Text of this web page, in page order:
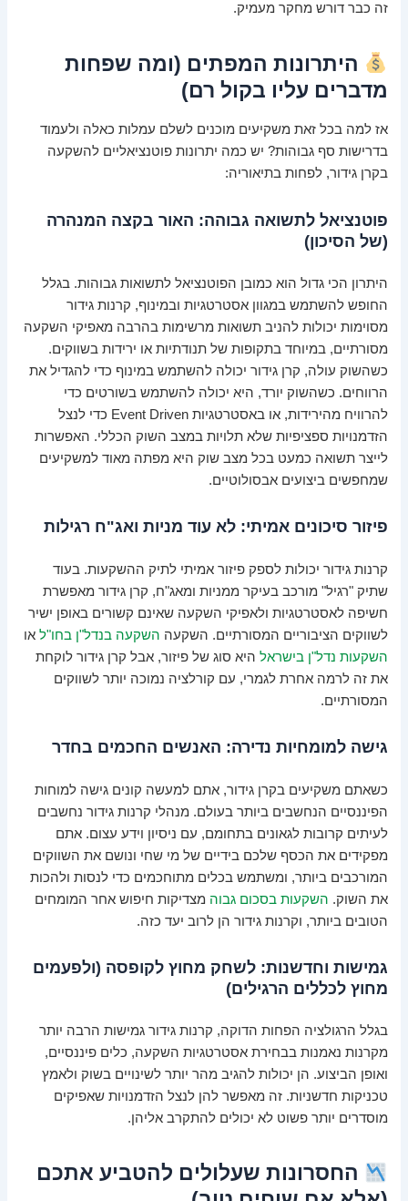
זה כבר דורש מחקר מעמיק.
היתרונות המפתים (ומה שפחות
מדברים עליו בקול רם)
אז למה בכל זאת משקיעים מוכנים לשלם עמלות כאלה ולעמוד
בדרישות סף גבוהות? יש כמה יתרונות פוטנציאליים להשקעה
בקרן גידור, לפחות בתיאוריה:
פוטנציאל לתשואה גבוהה: האור בקצה המנהרה
(של הסיכון)
היתרון הכי גדול הוא כמובן הפוטנציאל לתשואות גבוהות. בגלל
החופש להשתמש במגוון אסטרטגיות ובמינוף, קרנות גידור
מסוימות יכולות להניב תשואות מרשימות בהרבה מאפיקי השקעה
מסורתיים, במיוחד בתקופות של תנודתיות או ירידות בשווקים.
כשהשוק עולה, קרן גידור יכולה להשתמש במינוף כדי להגדיל את
הרווחים. כשהשוק יורד, היא יכולה להשתמש בשורטים כדי
להרוויח מהירידות, או באסטרטגיות Event Driven כדי לנצל
הזדמנויות ספציפיות שלא תלויות במצב השוק הכללי. האפשרות
לייצר תשואה כמעט בכל מצב שוק היא מפתה מאוד למשקיעים
שמחפשים ביצועים אבסולוטיים.
פיזור סיכונים אמיתי: לא עוד מניות ואג"ח רגילות
קרנות גידור יכולות לספק פיזור אמיתי לתיק ההשקעות. בעוד
שתיק "רגיל" מורכב בעיקר ממניות ומאג"ח, קרן גידור מאפשרת
חשיפה לאסטרטגיות ולאפיקי השקעה שאינם קשורים באופן ישיר
לשווקים הציבוריים המסורתיים. השקעה השקעה בנדל"ן בחו"ל או
השקעות נדל"ן בישראל היא סוג של פיזור, אבל קרן גידור לוקחת
את זה לרמה אחרת לגמרי, עם קורלציה נמוכה יותר לשווקים
המסורתיים.
גישה למומחיות נדירה: האנשים החכמים בחדר
כשאתם משקיעים בקרן גידור, אתם למעשה קונים גישה למוחות
הפיננסיים הנחשבים ביותר בעולם. מנהלי קרנות גידור נחשבים
לעיתים קרובות לגאונים בתחומם, עם ניסיון וידע עצום. אתם
מפקידים את הכסף שלכם בידיים של מי שחי ונושם את השווקים
המורכבים ביותר, ומשתמש בכלים מתוחכמים כדי לנסות ולהכות
את השוק. השקעות בסכום גבוה מצדיקות חיפוש אחר המומחים
הטובים ביותר, וקרנות גידור הן לרוב יעד כזה.
גמישות וחדשנות: לשחק מחוץ לקופסה (ולפעמים
מחוץ לכללים הרגילים)
בגלל הרגולציה הפחות הדוקה, קרנות גידור גמישות הרבה יותר
מקרנות נאמנות בבחירת אסטרטגיות השקעה, כלים פיננסיים,
ואופן הביצוע. הן יכולות להגיב מהר יותר לשינויים בשוק ולאמץ
טכניקות חדשניות. זה מאפשר להן לנצל הזדמנויות שאפיקים
מוסדרים יותר פשוט לא יכולים להתקרב אליהן.
החסרונות שעלולים להטביע אתכם